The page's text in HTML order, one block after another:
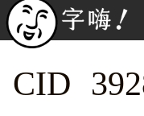
CID